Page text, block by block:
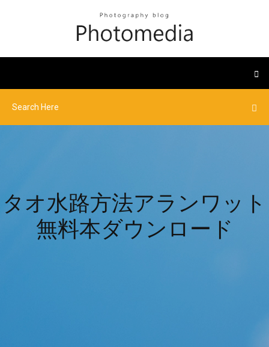
タオ水路方法アランワット
無料本ダウンロード